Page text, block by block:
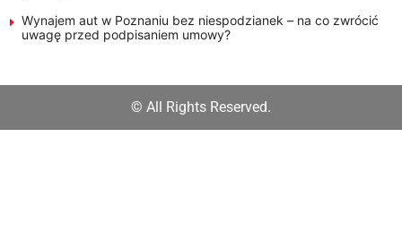
Wynajem aut w Poznaniu bez niespodzianek – na co zwrócić
uwagę przed podpisaniem umowy?
© All Rights Reserved.